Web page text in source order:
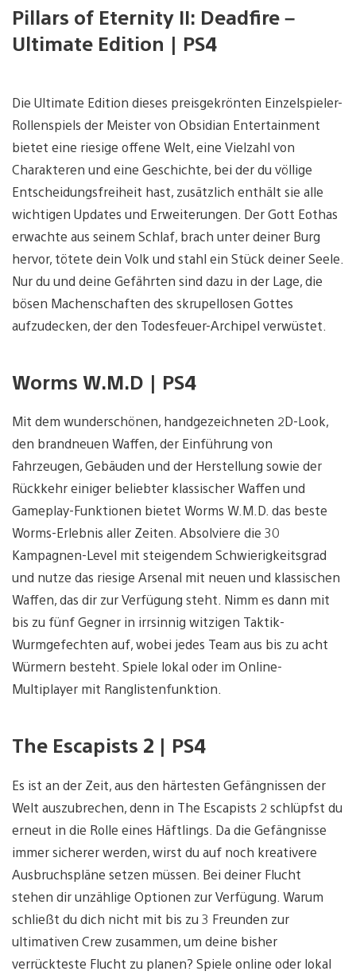
Pillars of Eternity II: Deadfire –
Ultimate Edition | PS4
Die Ultimate Edition dieses preisgekrönten Einzelspieler-
Rollenspiels der Meister von Obsidian Entertainment
bietet eine riesige offene Welt, eine Vielzahl von
Charakteren und eine Geschichte, bei der du völlige
Entscheidungsfreiheit hast, zusätzlich enthält sie alle
wichtigen Updates und Erweiterungen. Der Gott Eothas
erwachte aus seinem Schlaf, brach unter deiner Burg
hervor, tötete dein Volk und stahl ein Stück deiner Seele.
Nur du und deine Gefährten sind dazu in der Lage, die
bösen Machenschaften des skrupellosen Gottes
aufzudecken, der den Todesfeuer-Archipel verwüstet.
Worms W.M.D | PS4
Mit dem wunderschönen, handgezeichneten 2D-Look,
den brandneuen Waffen, der Einführung von
Fahrzeugen, Gebäuden und der Herstellung sowie der
Rückkehr einiger beliebter klassischer Waffen und
Gameplay-Funktionen bietet Worms W.M.D. das beste
Worms-Erlebnis aller Zeiten. Absolviere die 30
Kampagnen-Level mit steigendem Schwierigkeitsgrad
und nutze das riesige Arsenal mit neuen und klassischen
Waffen, das dir zur Verfügung steht. Nimm es dann mit
bis zu fünf Gegner in irrsinnig witzigen Taktik-
Wurmgefechten auf, wobei jedes Team aus bis zu acht
Würmern besteht. Spiele lokal oder im Online-
Multiplayer mit Ranglistenfunktion.
The Escapists 2 | PS4
Es ist an der Zeit, aus den härtesten Gefängnissen der
Welt auszubrechen, denn in The Escapists 2 schlüpfst du
erneut in die Rolle eines Häftlings. Da die Gefängnisse
immer sicherer werden, wirst du auf noch kreativere
Ausbruchspläne setzen müssen. Bei deiner Flucht
stehen dir unzählige Optionen zur Verfügung. Warum
schließt du dich nicht mit bis zu 3 Freunden zur
ultimativen Crew zusammen, um deine bisher
verrückteste Flucht zu planen? Spiele online oder lokal